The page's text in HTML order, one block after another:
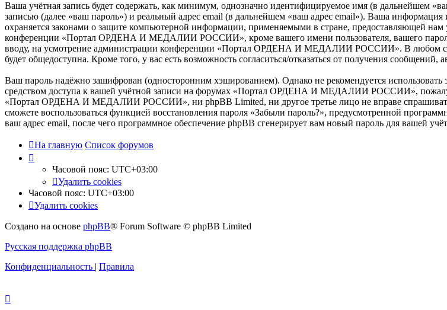
Ваша учётная запись будет содержать, как минимум, однозначно идентифицируемое имя (в дальнейшем
записью (далее «ваш пароль») и реальный адрес email (в дальнейшем «ваш адрес email»). Ваша
охраняется законами о защите компьютерной информации, применяемыми в стране, предоставляющей
конференции «Портал ОРДЕНА И МЕДАЛИИ РОССИИ», кроме вашего имени пользователя, вашего пароля
вводу, на усмотрение администрации конференции «Портал ОРДЕНА И МЕДАЛИИ РОССИИ». В любом
будет общедоступна. Кроме того, у вас есть возможность согласиться/отказаться от получения
Ваш пароль надёжно зашифрован (односторонним хэшированием). Однако не рекомендуется использовать
средством доступа к вашей учётной записи на форумах «Портал ОРДЕНА И МЕДАЛИИ РОССИИ»,
«Портал ОРДЕНА И МЕДАЛИИ РОССИИ», ни phpBB Limited, ни другое третье лицо не вправе спрашивать
сможете воспользоваться функцией восстановления пароля «Забыли пароль?», предусмотренной
ваш адрес email, после чего программное обеспечение phpBB сгенерирует вам новый пароль для вашей
На главную Список форумов
Часовой пояс: UTC+03:00
Удалить cookies
Часовой пояс: UTC+03:00
Удалить cookies
Создано на основе phpBB® Forum Software © phpBB Limited
Русская поддержка phpBB
Конфиденциальность | Правила